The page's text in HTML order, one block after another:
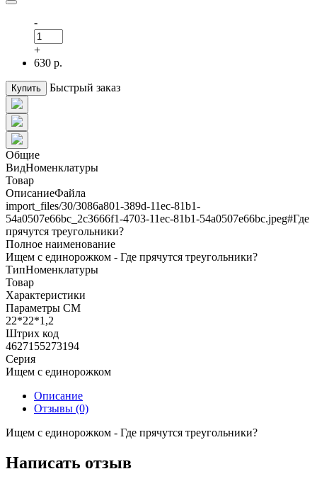
-
+
630 р.
Купить Быстрый заказ
Общие
ВидНоменклатуры
Товар
ОписаниеФайла
import_files/30/3086a801-389d-11ec-81b1-
54a0507e66bc_2c3666f1-4703-11ec-81b1-54a0507e66bc.jpeg#Где
прячутся треугольники?
Полное наименование
Ищем с единорожком - Где прячутся треугольники?
ТипНоменклатуры
Товар
Характеристики
Параметры СМ
22*22*1,2
Штрих код
4627155273194
Серия
Ищем с единорожком
Описание
Отзывы (0)
Ищем с единорожком - Где прячутся треугольники?
Написать отзыв